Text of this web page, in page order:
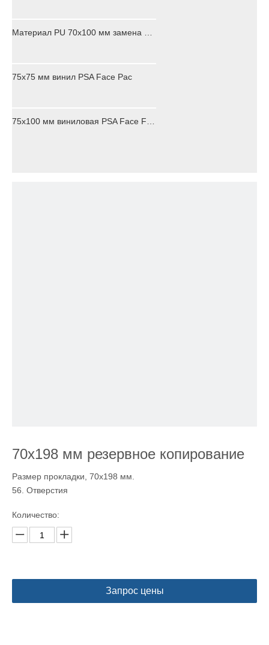
75x75 мм винил PSA Face Pac
70x198 мм резервное копирование
Размер прокладки, 70x198 мм.
56. Отверстия
Количество:
Запрос цены